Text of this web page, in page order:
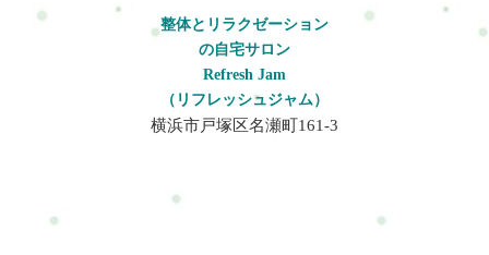
整体とリラクゼーション
の自宅サロン
Refresh Jam
（リフレッシュジャム）
横浜市戸塚区名瀬町161-3